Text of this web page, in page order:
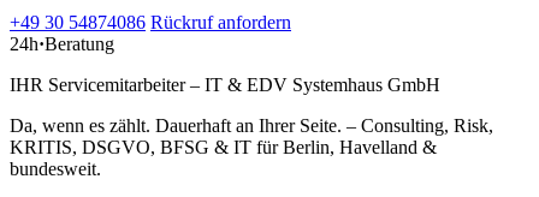
+49 30 54874086 Rückruf anfordern
24h·Beratung
IHR Servicemitarbeiter – IT & EDV Systemhaus GmbH
Da, wenn es zählt. Dauerhaft an Ihrer Seite. – Consulting, Risk,
KRITIS, DSGVO, BFSG & IT für Berlin, Havelland &
bundesweit.